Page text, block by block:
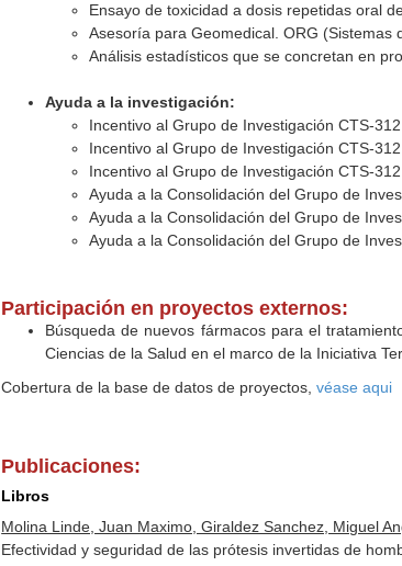
Ensayo de toxicidad a dosis repetidas oral
Asesoría para Geomedical. ORG
Análisis estadísticos que se concretan en
Ayuda a la investigación:
Incentivo al Grupo de Investigación CTS-
Incentivo al Grupo de Investigación CTS-
Incentivo al Grupo de Investigación CTS-
Ayuda a la Consolidación del Grupo de
Ayuda a la Consolidación del Grupo de
Ayuda a la Consolidación del Grupo de
Participación en proyectos externos:
Búsqueda de nuevos fármacos para el
Ciencias de la Salud en el marco de la Iniciativa
Cobertura de la base de datos de proyectos,véase aqui
Publicaciones:
Libros
Molina Linde, Juan Maximo, Giraldez Sanchez, Miguel
Efectividad y seguridad de las prótesis invertidas de